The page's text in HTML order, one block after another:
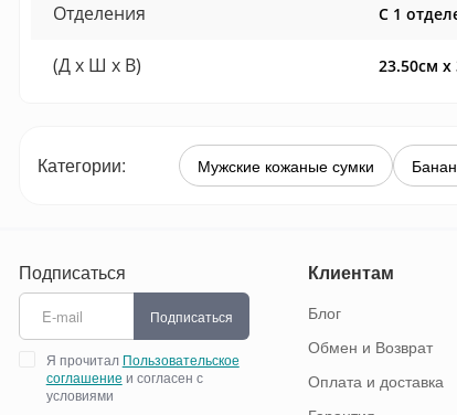
Отделения С 1
(Д x Ш x В) 23.50см x
Категории: Мужские кожаные сумки
Подписаться
Подписаться
Я прочитал Пользовательское
соглашение и согласен с
условиями
Клиентам
Блог
Обмен и Возврат
Оплата и доставка